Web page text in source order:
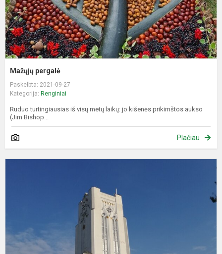
Mažųjų pergalė
Paskelbta: 2021-09-27
Kategorija: Renginiai
Ruduo turtingiausias iš visų metų laikų: jo kišenės prikimštos aukso
(Jim Bishop...
Plačiau